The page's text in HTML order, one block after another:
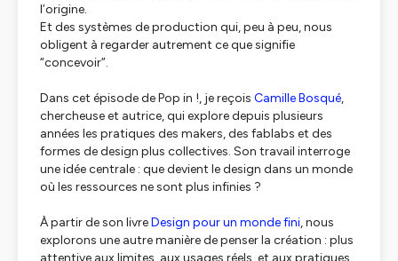
l’origine.
Et des systèmes de production qui, peu à peu, nous
obligent à regarder autrement ce que signifie
“concevoir”.
Dans cet épisode de Pop in !, je reçois Camille Bosqué,
chercheuse et autrice, qui explore depuis plusieurs
années les pratiques des makers, des fablabs et des
formes de design plus collectives. Son travail interroge
une idée centrale : que devient le design dans un monde
où les ressources ne sont plus infinies ?
À partir de son livreDesign pour un monde fini, nous
explorons une autre manière de penser la création : plus
attentive aux limites, aux usages réels, et aux pratiques